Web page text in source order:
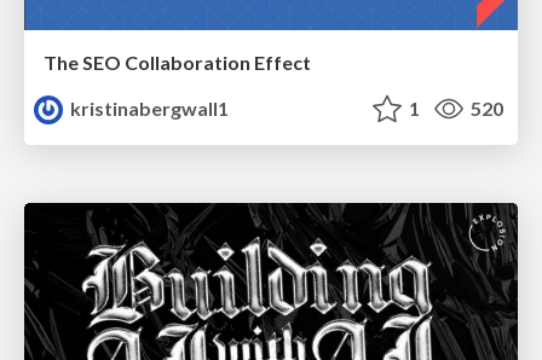
The SEO Collaboration Effect
kristinabergwall1
1 520